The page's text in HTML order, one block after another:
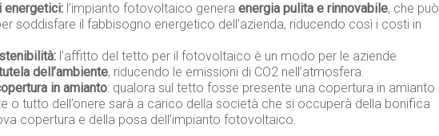
energetici: l’impianto fotovoltaico genera energia pulita e rinnovabile, che può
soddisfare il fabbisogno energetico dell’azienda, riducendo così i costi in
l’affitto del tetto per il fotovoltaico è un modo per le aziende
dell’ambiente, riducendo le emissioni di CO2 nell’atmosfera.
in amianto: qualora sul tetto fosse presente una copertura in amianto
o tutto dell’onere sarà a carico della società che si occuperà della bonifica
copertura e della posa dell’impianto fotovoltaico.